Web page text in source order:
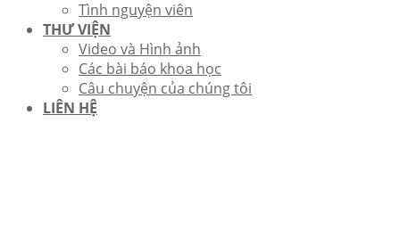
Tình nguyện viên
THƯ VIỆN
Video và Hình ảnh
Các bài báo khoa học
Câu chuyện của chúng tôi
LIÊN HỆ